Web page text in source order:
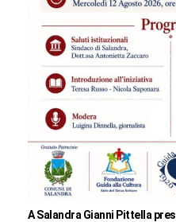
A Salandra Gianni Pittella